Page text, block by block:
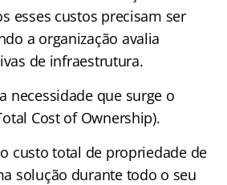
esses custos precisam ser
a organização avalia
de infraestrutura.
necessidade que surge o
Cost of Ownership).
custo total de propriedade de
solução durante todo o seu